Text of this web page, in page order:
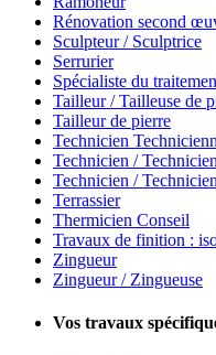
Rénovation second
Sculpteur / Sculptrice
Serrurier
Spécialiste du
Tailleur / Tailleuse de
Tailleur de pierre
Technicien
Technicien /
Technicien /
Terrassier
Thermicien Conseil
Travaux de finition :
Zingueur
Zingueur / Zingueuse
Vos travaux